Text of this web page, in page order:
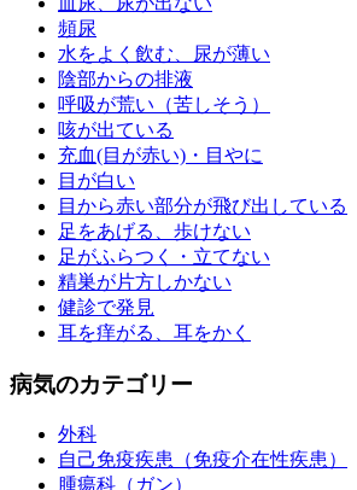
頻尿
水をよく飲む、尿が薄い
陰部からの排液
呼吸が荒い（苦しそう）
咳が出ている
充血(目が赤い)・目やに
目が白い
目から赤い部分が飛び出している
足をあげる、歩けない
足がふらつく・立てない
精巣が片方しかない
健診で発見
耳を痒がる、耳をかく
病気のカテゴリー
外科
自己免疫疾患（免疫介在性疾患）
腫瘍科（ガン）